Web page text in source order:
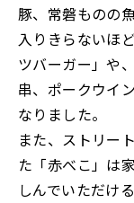
豚、常磐ものの
入りきらないほ
ツバーガー」や
串、ポークウイ
なりました。
また、ストリー
た「赤べこ」は
しんでいただけ